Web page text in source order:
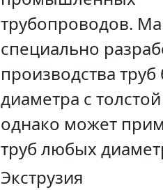
трубопроводов.
специально
производства
диаметра с
однако может
труб любых
Экструзия